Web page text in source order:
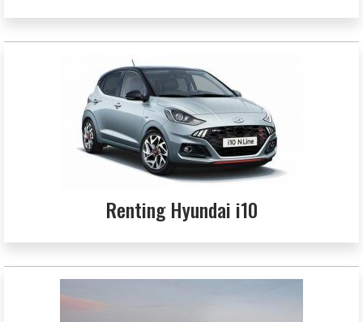
Renting Hyundai i10